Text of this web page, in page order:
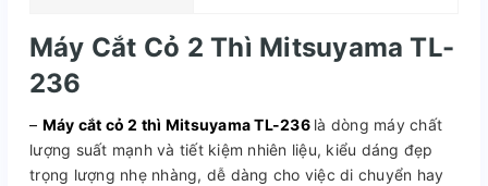
Máy Cắt Cỏ 2 Thì Mitsuyama TL-
236
– Máy cắt cỏ 2 thì Mitsuyama TL-236 là dòng máy chất
lượng suất mạnh và tiết kiệm nhiên liệu, kiểu dáng đẹp
trọng lượng nhẹ nhàng, dễ dàng cho việc di chuyển hay